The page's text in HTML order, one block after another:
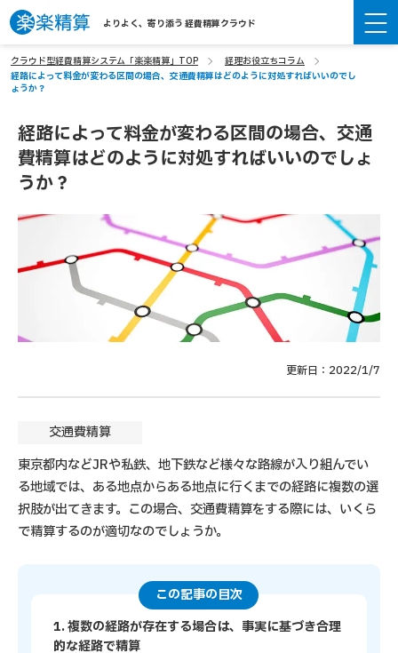
よりよく、寄り添う 経費精算クラウド
クラウド型経費精算システム「楽楽精算」TOP
経理お役立ちコラム
経路によって料金が変わる区間の場合、交通費精算はどのように対処すればいいのでし
ょうか？
経路によって料金が変わる区間の場合、交通
費精算はどのように対処すればいいのでしょ
うか？
更新日：2022/1/7
交通費精算
東京都内などJRや私鉄、地下鉄など様々な路線が入り組んでい
る地域では、ある地点からある地点に行くまでの経路に複数の選
択肢が出てきます。この場合、交通費精算をする際には、いくら
で精算するのが適切なのでしょうか。
この記事の目次
1. 複数の経路が存在する場合は、事実に基づき合理
的な経路で精算